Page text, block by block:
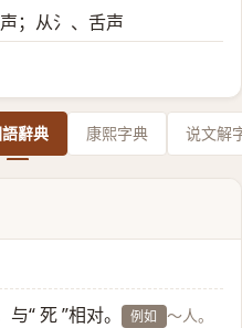
；从氵、舌声
辭典 康熙字典 说文解
“ 死 ”相对。 例如 ～人。